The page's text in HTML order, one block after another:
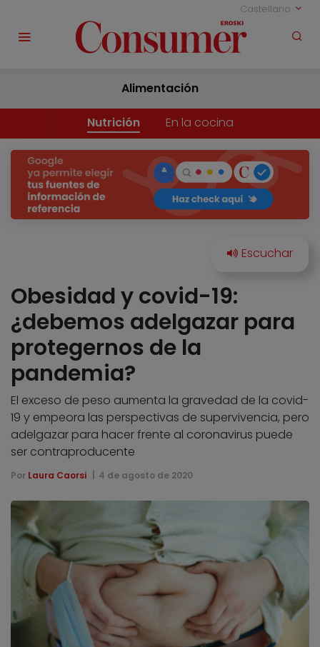
Castellano
Alimentación
Nutrición En la cocina
Obesidad y covid-19:
¿debemos adelgazar para
protegernos de la
pandemia?
El exceso de peso aumenta la gravedad de la covid-
19 y empeora las perspectivas de supervivencia, pero
adelgazar para hacer frente al coronavirus puede
ser contraproducente
Por Laura Caorsi 4 de agosto de 2020